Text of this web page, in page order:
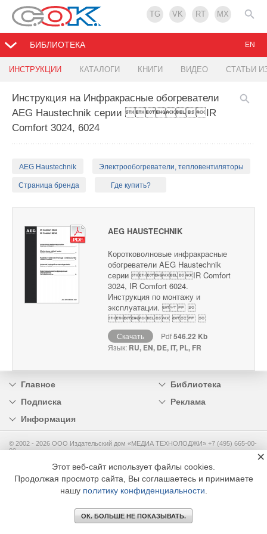
TG VK RT MX
БИБЛИОТЕКА
ИНСТРУКЦИИ КАТАЛОГИ КНИГИ ВИДЕО СТАТЬИ
EN
Инструкция на Инфракрасные обогреватели
AEG Haustechnik серии IR
Comfort 3024, 6024
AEG Haustechnik Электрообогреватели, тепловентиляторы
Страница бренда Где купить?
AEG HAUSTECHNIK
Коротковолновые инфракрасные
обогреватели AEG Haustechnik
серии IR Comfort
3024, IR Comfort 6024.
Инструкция по монтажу и
эксплуатации.  
  
Скачать Pdf546.22 Kb
Язык: RU, EN, DE, IT, PL, FR
Главное
Библиотека
Подписка
Реклама
Информация
© 2002 - 2026 OOO Издательский дом «МЕДИА ТЕХНОЛОДЖИ» +7 (495) 665-00-
00
Этот веб-сайт использует файлы cookies.
Продолжая просмотр сайта, Вы соглашаетесь и принимаете
нашу политику конфиденциальности
ОК. БОЛЬШЕ НЕ ПОКАЗЫВАТЬ.
×